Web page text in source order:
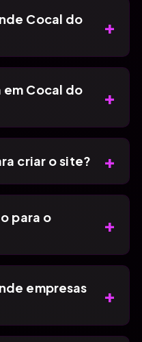
Cocal do
+
em Cocal do
+
criar o site? +
para o
+
empresas
+